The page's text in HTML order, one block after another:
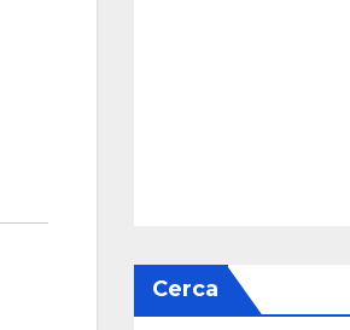
Cerca